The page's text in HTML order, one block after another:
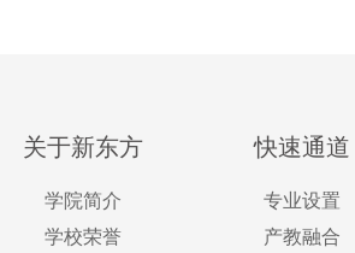
关于新东方
学院简介
学校荣誉
快速通道
专业设置
产教融合